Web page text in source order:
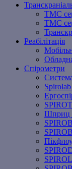
ТМС
ТМС
Реабілітація
Спірометри
Шприц